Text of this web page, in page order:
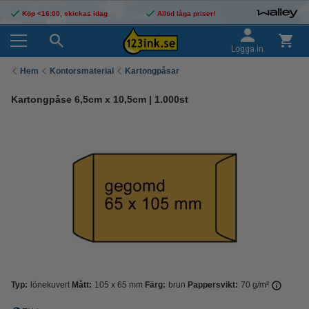
Köp <16:00, skickas idag Alltid låga priser!
Logga in
Hem Kontorsmaterial Kartongpåsar
Kartongpåse 6,5cm x 10,5cm | 1.000st
Typ: lönekuvert Mått: 105 x 65 mm Färg: brun Pappersvikt: 70 g/m²